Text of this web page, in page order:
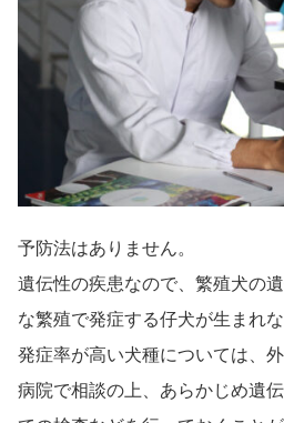
予防法はありません。
遺伝性の疾患なので、繁殖犬の
な繁殖で発症する仔犬が生まれ
発症率が高い犬種については、
病院で相談の上、あらかじめ遺